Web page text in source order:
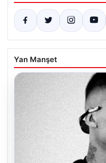
Yan Manşet